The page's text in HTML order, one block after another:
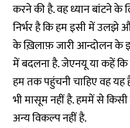
करने की है. वह ध्यान बांटने
निर्भर है कि हम इसी में उलझे
के ख़िलाफ़ जारी आन्दोलन के
में बदलना है. जेएनयू या कहें कि
हम तक पहुंचनी चाहिए वह
भी मासूम नहीं है. हममें से
अन्य विकल्प नहीं है.